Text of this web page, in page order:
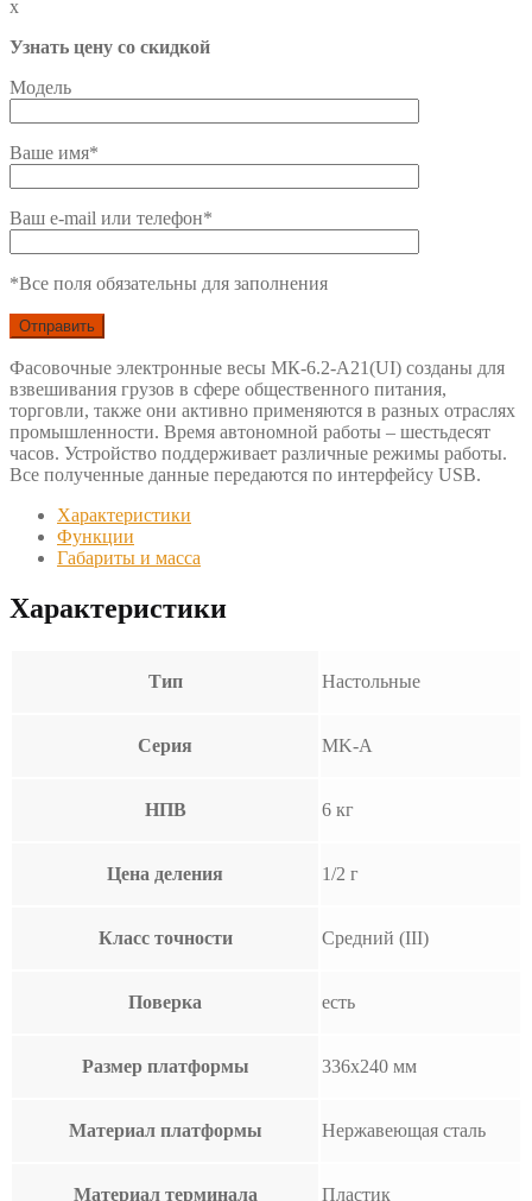
x
Узнать цену со скидкой
Модель
Ваше имя*
Ваш e-mail или телефон*
*Все поля обязательны для заполнения
Фасовочные электронные весы МК-6.2-А21(UI) созданы для
взвешивания грузов в сфере общественного питания,
торговли, также они активно применяются в разных отраслях
промышленности. Время автономной работы – шестьдесят
часов. Устройство поддерживает различные режимы работы.
Все полученные данные передаются по интерфейсу USB.
Характеристики
Функции
Габариты и масса
Характеристики
Тип Настольные
Серия MK-A
НПВ 6 кг
Цена деления 1/2 г
Класс точности Средний (III)
Поверка есть
Размер платформы 336х240 мм
Материал платформы Нержавеющая сталь
Материал терминала Пластик